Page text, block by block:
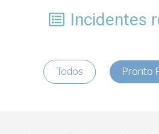
Incidentes
Todos Pronto